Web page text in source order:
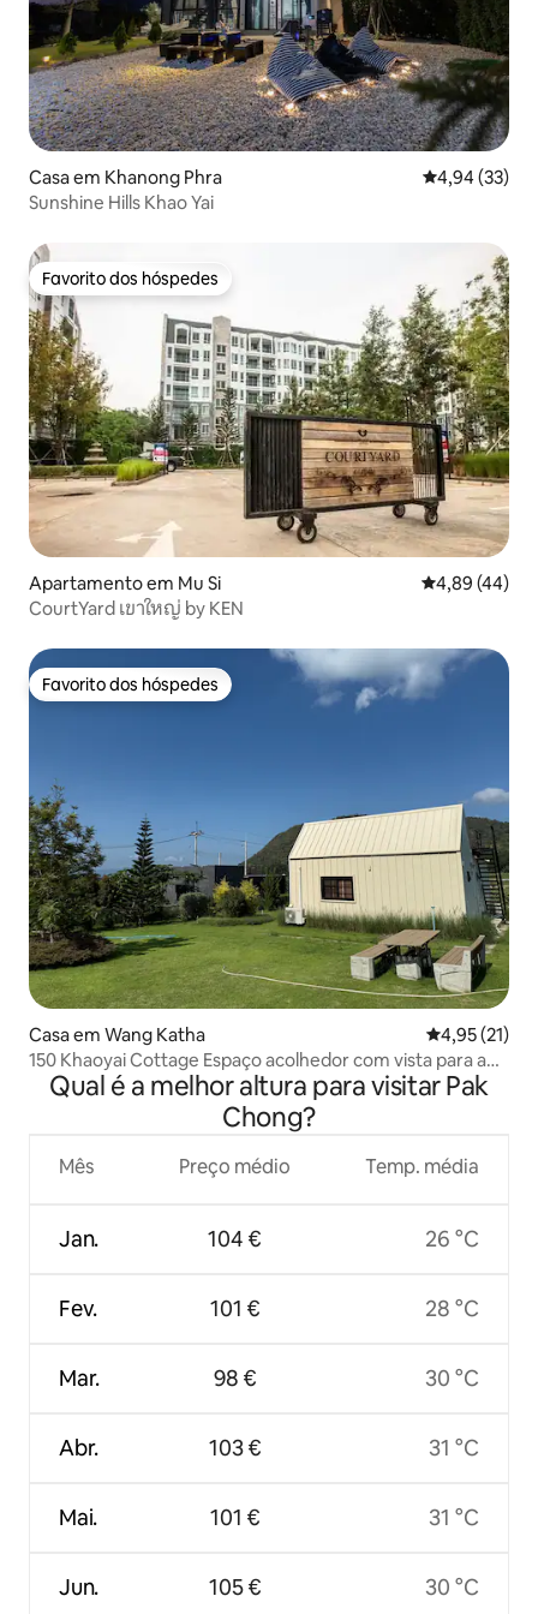
Casa em Khanong Phra Classificação
4,94 (33)
Sunshine Hills Khao Yai
Favorito dos hóspedes
Favorito dos hóspedes
Apartamento em Mu Si Classificação
4,89 (44)
CourtYard เขาใหญ่ by KEN
Favorito dos hóspedes
Favorito dos hóspedes
Casa em Wang Katha Classificação
4,95 (21)
150 Khaoyai Cottage Espaço acolhedor com vista para a
montanha
Qual é a melhor altura para visitar Pak
Chong?
Mês
Jan.
Fev.
Mar.
Abr.
Mai.
Jun.
Preço médio
104 €
101 €
98 €
103 €
101 €
105 €
Temp. média
26 °C
28 °C
30 °C
31 °C
31 °C
30 °C